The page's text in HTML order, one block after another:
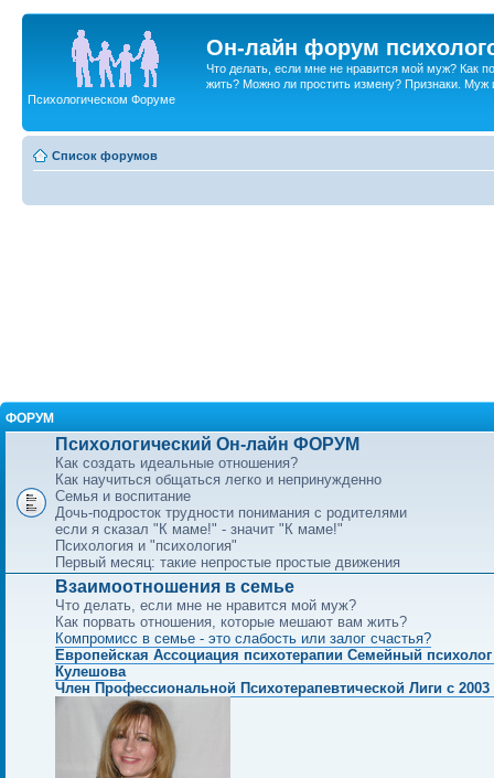
Он-лайн форум
Что делать, если мне не нравится мой муж? Как
жить? Можно ли простить измену? Признаки. Муж
Психологическом Форуме
Список форумов
ФОРУМ
Психологический Он-лайн ФОРУМ
Как создать идеальные отношения?
Как научиться общаться легко и непринужденно
Семья и воспитание
Дочь-подросток трудности понимания с родителями
если я сказал "К маме!" - значит "К маме!"
Психология и "психология"
Первый месяц: такие непростые простые движения
Взаимоотношения в семье
Что делать, если мне не нравится мой муж?
Как порвать отношения, которые мешают вам жить?
Компромисс в семье - это слабость или залог счастья?
Европейская Ассоциация психотерапии Семейный
Кулешова
Член Профессиональной Психотерапевтической Лиги с 2003